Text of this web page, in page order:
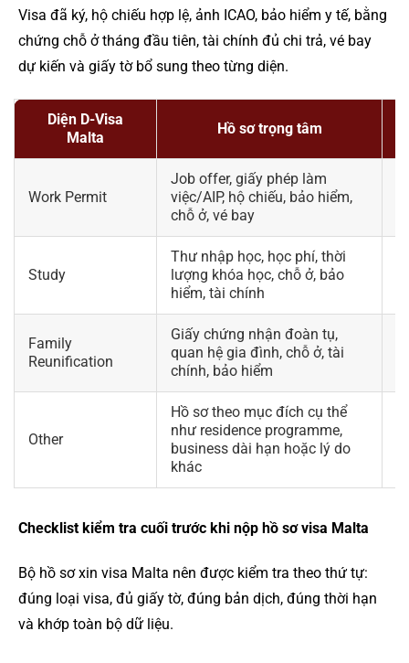
Visa đã ký, hộ chiếu hợp lệ, ảnh ICAO, bảo hiểm y tế, bằng
chứng chỗ ở tháng đầu tiên, tài chính đủ chi trả, vé bay
dự kiến và giấy tờ bổ sung theo từng diện.
Diện D-Visa
Malta
Hồ sơ trọng tâm
Work Permit
Job offer, giấy phép làm
việc/AIP, hộ chiếu, bảo hiểm,
chỗ ở, vé bay
Study
Thư nhập học, học phí, thời
lượng khóa học, chỗ ở, bảo
hiểm, tài chính
Family
Reunification
Giấy chứng nhận đoàn tụ,
quan hệ gia đình, chỗ ở, tài
chính, bảo hiểm
Other
Hồ sơ theo mục đích cụ thể
như residence programme,
business dài hạn hoặc lý do
khác
Checklist kiểm tra cuối trước khi nộp hồ sơ visa Malta
Bộ hồ sơ xin visa Malta nên được kiểm tra theo thứ tự:
đúng loại visa, đủ giấy tờ, đúng bản dịch, đúng thời hạn
và khớp toàn bộ dữ liệu.